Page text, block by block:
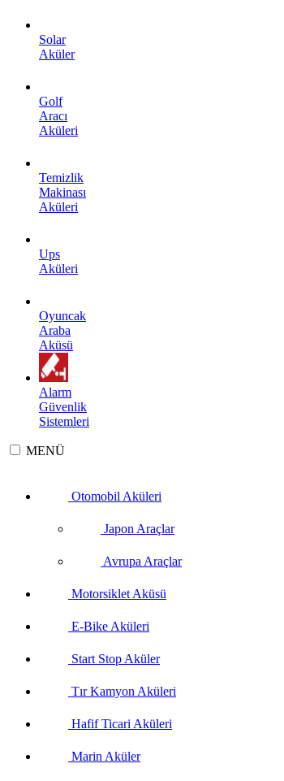
Solar
Aküler
Golf
Aracı
Aküleri
Temizlik
Makinası
Aküleri
Ups
Aküleri
Oyuncak
Araba
Aküsü
Alarm
Güvenlik
Sistemleri
MENÜ
Otomobil Aküleri
Japon Araçlar
Avrupa Araçlar
Motorsiklet Aküsü
E-Bike Aküleri
Start Stop Aküler
Tır Kamyon Aküleri
Hafif Ticari Aküleri
Marin Aküler